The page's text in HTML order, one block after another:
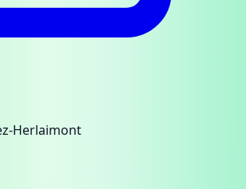
Herlaimont